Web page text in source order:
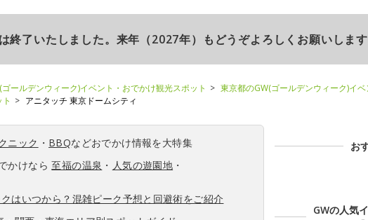
終了いたしました。来年（2027年）もどうぞよろしくお願いします
ールデンウィーク)イベント・おでかけ観光スポット
東京都のGW(ゴールデンウィーク)イ
アニタッチ 東京ドームシティ
ニック ・ BBQなどおでかけ情報を大特集
かけなら至福の温泉 ・ 人気の遊園地 ・
はいつから？混雑ピーク予想と回避術をご紹介
お
GWの人気